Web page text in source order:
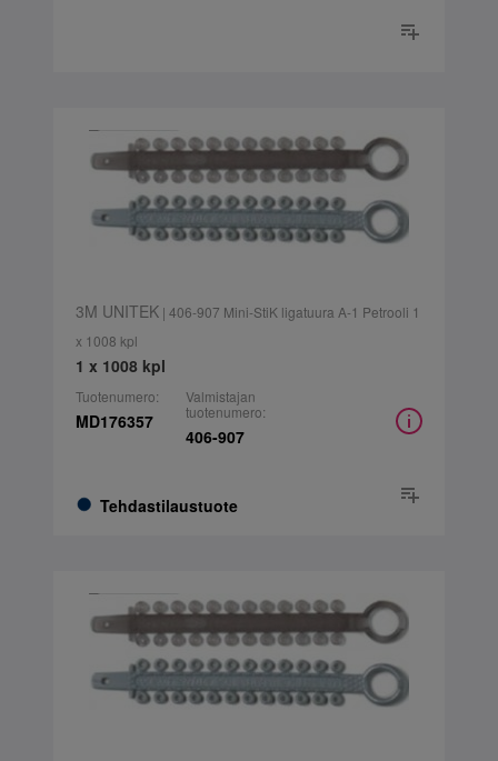
3M UNITEK| 406-907 Mini-StiK ligatuura A-1 Petrooli 1
x 1008 kpl
1 x 1008 kpl
Tuotenumero:
MD176357
Tehdastilaustuote
Valmistajan
tuotenumero:
406-907